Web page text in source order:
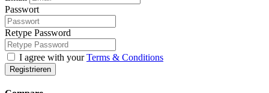
Passwort
Retype Password
I agree with yourTerms & Conditions
Registrieren